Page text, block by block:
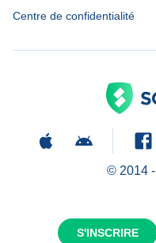
S'INSCRIRE
Centre de confidentialité
© 2014 -